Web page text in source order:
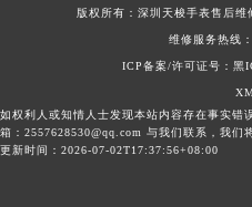
版权所有： 深圳天梭手表售后维
维修服务热线：
ICP备案/许可证号：黑
如权利人或知情人士发现本站内容存在事实错
箱：2557628530@qq.com 与我们联系，我们
更新时间：2026-07-02T17:37:56+08:00